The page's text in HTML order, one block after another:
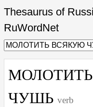
Thesaurus of
RuWordNet
ЧУШЬ verb